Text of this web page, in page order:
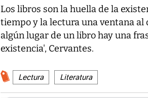
Los libros son la huella de la
tiempo y la lectura una ventana al
algún lugar de un libro hay una
existencia', Cervantes.
Lectura Literatura